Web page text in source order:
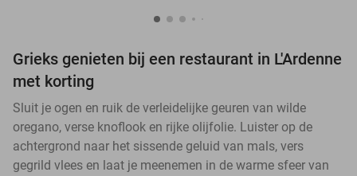
Grieks genieten bij een restaurant in L'Ardenne
met korting
Sluit je ogen en ruik de verleidelijke geuren van wilde
oregano, verse knoflook en rijke olijfolie. Luister op de
achtergrond naar het sissende geluid van mals, vers
gegrild vlees en laat je meenemen in de warme sfeer van